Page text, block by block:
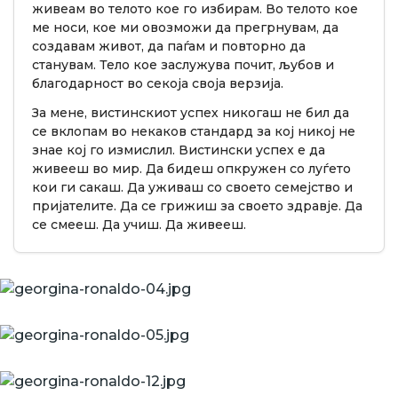
живеам во телото кое го избирам. Во телото кое
ме носи, кое ми овозможи да прегрнувам, да
создавам живот, да паѓам и повторно да
станувам. Тело кое заслужува почит, љубов и
благодарност во секоја своја верзија.
За мене, вистинскиот успех никогаш не бил да
се вклопам во некаков стандард за кој никој не
знае кој го измислил. Вистински успех е да
живееш во мир. Да бидеш опкружен со луѓето
кои ги сакаш. Да уживаш со своето семејство и
пријателите. Да се грижиш за своето здравје. Да
се смееш. Да учиш. Да живееш.